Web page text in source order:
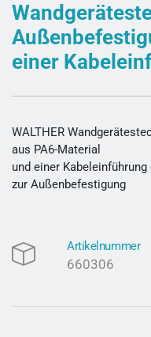
einer
WALTHER
aus PA6-Material
und einer Kabeleinführung
zur Außenbefestigung
Artikelnummer
660306